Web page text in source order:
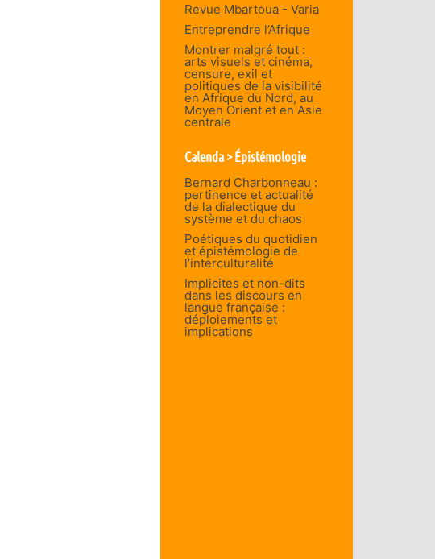
Revue Mbartoua - Varia
Entreprendre l’Afrique
Montrer malgré tout :
arts visuels et cinéma,
censure, exil et
politiques de la visibilité
en Afrique du Nord, au
Moyen Orient et en Asie
centrale
Calenda > Épistémologie
Bernard Charbonneau :
pertinence et actualité
de la dialectique du
système et du chaos
Poétiques du quotidien
et épistémologie de
l’interculturalité
Implicites et non-dits
dans les discours en
langue française :
déploiements et
implications